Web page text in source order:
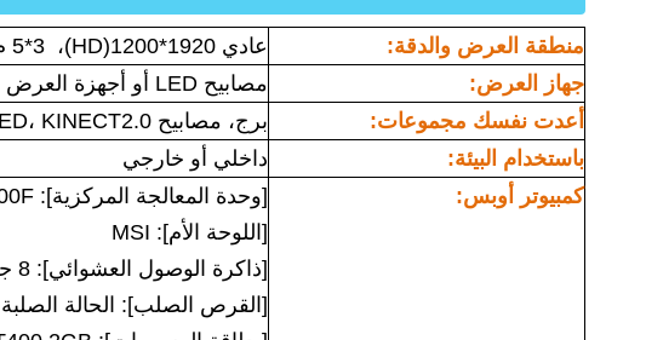
منطقة العرض والدقة:
عادي 1920*1200(HD)، 5*3 م أو أقل
جهاز العرض:
مصابيح LED أو أجهزة العرض أو شاشات LCD
أعدت نفسك مجموعات:
برج، مصابيح LED، KINECT2.0+محول، كابلات.
باستخدام البيئة:
داخلي أو خارجي
كمبيوتر أوبس:
[وحدة المعالجة المركزية]: I5-10400F
[اللوحة الأم]: MSI
[ذاكرة الوصول العشوائي]: 8 جيجا
[القرص الصلب]: الحالة الصلبة 240 جيجا